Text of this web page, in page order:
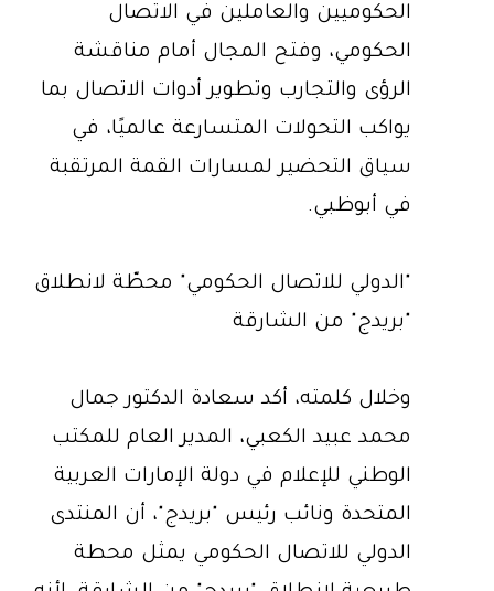
الحكوميين والعاملين في الاتصال
الحكومي، وفتح المجال أمام مناقشة
الرؤى والتجارب وتطوير أدوات الاتصال بما
يواكب التحولات المتسارعة عالميًا، في
سياق التحضير لمسارات القمة المرتقبة
في أبوظبي.
"الدولي للاتصال الحكومي" محطّة لانطلاق
"بريدج" من الشارقة
وخلال كلمته، أكد سعادة الدكتور جمال
محمد عبيد الكعبي، المدير العام للمكتب
الوطني للإعلام في دولة الإمارات العربية
المتحدة ونائب رئيس "بريدج"، أن المنتدى
الدولي للاتصال الحكومي يمثل محطة